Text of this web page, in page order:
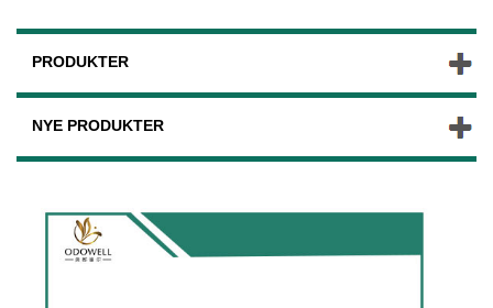
PRODUKTER
NYE PRODUKTER